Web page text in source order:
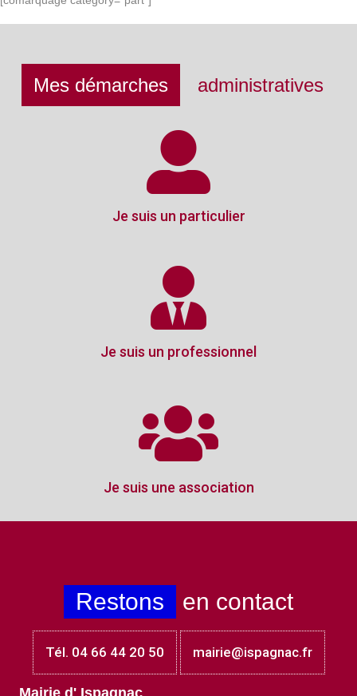
Mes démarches administratives
Je suis un particulier
Je suis un professionnel
Je suis une association
Restons en contact
Tél. 04 66 44 20 50 mairie@ispagnac.fr
Mairie d' Ispagnac